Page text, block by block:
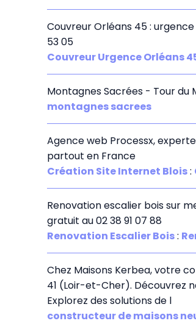
Couvreur Orléans 45 :
53 05
Couvreur Urgence Orléans
Montagnes Sacrées - Tour du
montagnes sacrees
Agence web Processx,
partout en France
Création Site Internet Blois:
Renovation escalier bois sur
gratuit au 02 38 91 07 88
Renovation Escalier Bois:
Chez Maisons Kerbea, votre
41 (Loir-et-Cher). Découvrez
Explorez des solutions de l
constructeur de maisons